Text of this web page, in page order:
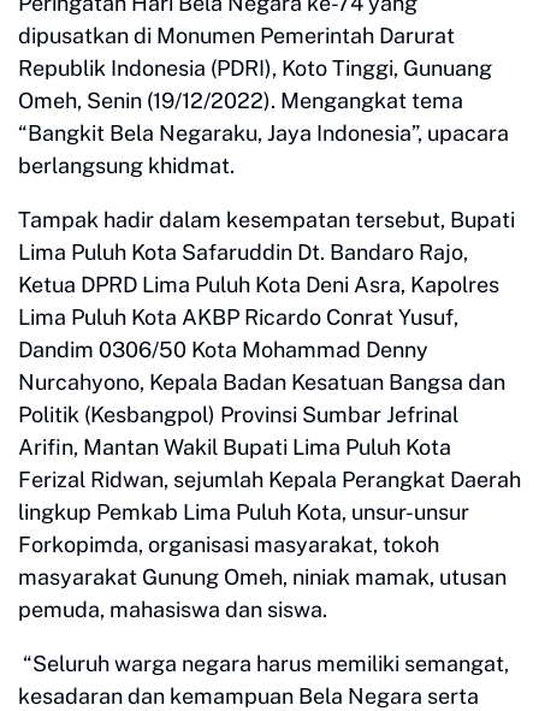
dipusatkan di Monumen Pemerintah Darurat
Republik Indonesia (PDRI), Koto Tinggi, Gunuang
Omeh, Senin (19/12/2022). Mengangkat tema
“Bangkit Bela Negaraku, Jaya Indonesia”, upacara
berlangsung khidmat.
Tampak hadir dalam kesempatan tersebut, Bupati
Lima Puluh Kota Safaruddin Dt. Bandaro Rajo,
Ketua DPRD Lima Puluh Kota Deni Asra, Kapolres
Lima Puluh Kota AKBP Ricardo Conrat Yusuf,
Dandim 0306/50 Kota Mohammad Denny
Nurcahyono, Kepala Badan Kesatuan Bangsa dan
Politik (Kesbangpol) Provinsi Sumbar Jefrinal
Arifin, Mantan Wakil Bupati Lima Puluh Kota
Ferizal Ridwan, sejumlah Kepala Perangkat Daerah
lingkup Pemkab Lima Puluh Kota, unsur-unsur
Forkopimda, organisasi masyarakat, tokoh
masyarakat Gunung Omeh, niniak mamak, utusan
pemuda, mahasiswa dan siswa.
“Seluruh warga negara harus memiliki semangat,
kesadaran dan kemampuan Bela Negara serta